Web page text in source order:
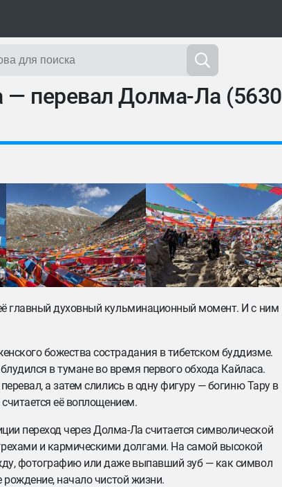
— перевал Долма-Ла (5630
главный духовный кульминационный момент. И с ним
божества сострадания в тибетском буддизме.
в тумане во время первого обхода Кайласа.
а затем слились в одну фигуру — богиню Тару в
её воплощением.
переход через Долма-Ла считается символической
и кармическими долгами. На самой высокой
фотографию или даже выпавший зуб — как символ
начало чистой жизни.